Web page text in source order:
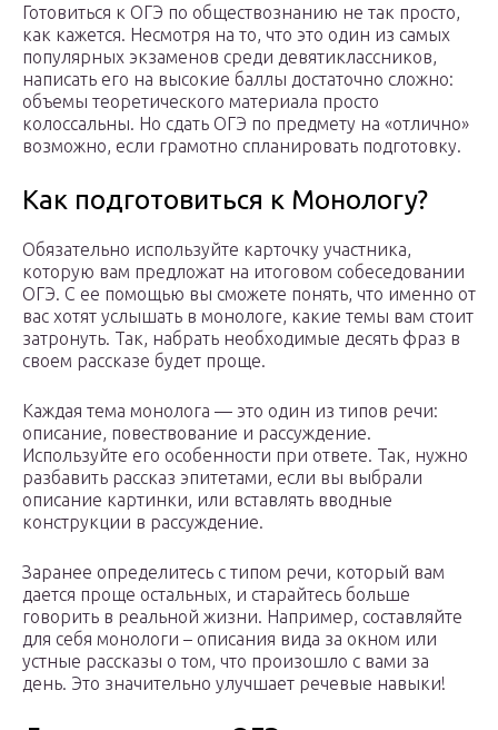
Готовиться к ОГЭ по обществознанию не так просто,
как кажется. Несмотря на то, что это один из самых
популярных экзаменов среди девятиклассников,
написать его на высокие баллы достаточно сложно:
объемы теоретического материала просто
колоссальны. Но сдать ОГЭ по предмету на «отлично»
возможно, если грамотно спланировать подготовку.
Как подготовиться к Монологу?
Обязательно используйте карточку участника,
которую вам предложат на итоговом собеседовании
ОГЭ. С ее помощью вы сможете понять, что именно от
вас хотят услышать в монологе, какие темы вам стоит
затронуть. Так, набрать необходимые десять фраз в
своем рассказе будет проще.
Каждая тема монолога — это один из типов речи:
описание, повествование и рассуждение.
Используйте его особенности при ответе. Так, нужно
разбавить рассказ эпитетами, если вы выбрали
описание картинки, или вставлять вводные
конструкции в рассуждение.
Заранее определитесь с типом речи, который вам
дается проще остальных, и старайтесь больше
говорить в реальной жизни. Например, составляйте
для себя монологи – описания вида за окном или
устные рассказы о том, что произошло с вами за
день. Это значительно улучшает речевые навыки!